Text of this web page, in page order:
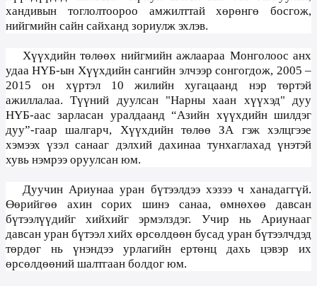
хандивын тоглолтоороо амжилттай хөрөнгө босгож,
нийгмийн сайн сайханд зориулж эхлэв.
Хүүхдийн төлөөх нийгмийн ажлаараа Монголоос анх
удаа НYБ-ын Хүүхдийн сангийн элчээр сонгогдож, 2005 –
2015 он хүртэл 10 жилийн хугацаанд нэр төртэй
ажиллалаа. Түүний дуулсан "Нарны хаан хүүхэд" дуу
НҮБ-аас зарласан уралдаанд “Азийн хүүхдийн шилдэг
дуу”-гаар шалгарч, Хүүхдийн төлөө ЗА гэж хэлцгээе
хэмээх үзэл санааг дэлхий дахинаа тунхаглахад үнэтэй
хувь нэмрээ оруулсан юм.
Дуучин Ариунаа уран бүтээлдээ хэзээ ч ханадаггүй.
Өөрийгөө ахин сорих шинэ санаа, өмнөхөө давсан
бүтээлүүдийг хийхийг эрмэлздэг. Учир нь Ариунааг
давсан уран бүтээл хийх өрсөлдөөн бусад уран бүтээлчдэд
төрдөг нь үнэндээ урлагийн ертөнц дахь цэвэр их
өрсөлдөөний шалтгаан болдог юм.